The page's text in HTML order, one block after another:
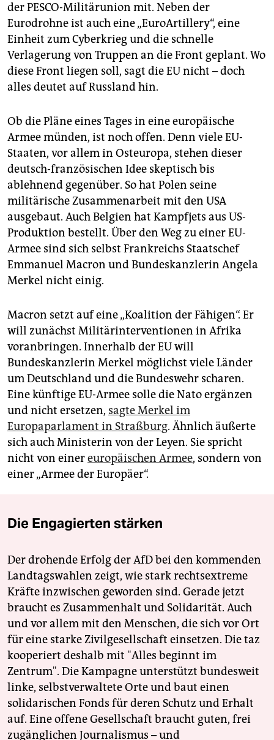
der PESCO-Militärunion mit. Neben der
Eurodrohne ist auch eine „EuroArtillery“, eine
Einheit zum Cyberkrieg und die schnelle
Verlagerung von Truppen an die Front geplant. Wo
diese Front liegen soll, sagt die EU nicht – doch
alles deutet auf Russland hin.
Ob die Pläne eines Tages in eine europäische
Armee münden, ist noch offen. Denn viele EU-
Staaten, vor allem in Osteuropa, stehen dieser
deutsch-französischen Idee skeptisch bis
ablehnend gegenüber. So hat Polen seine
militärische Zusammenarbeit mit den USA
ausgebaut. Auch Belgien hat Kampfjets aus US-
Produktion bestellt. Über den Weg zu einer EU-
Armee sind sich selbst Frankreichs Staatschef
Emmanuel Macron und Bundeskanzlerin Angela
Merkel nicht einig.
Macron setzt auf eine „Koalition der Fähigen“. Er
will zunächst Militärinterventionen in Afrika
voranbringen. Innerhalb der EU will
Bundeskanzlerin Merkel möglichst viele ­Länder
um Deutschland und die Bundeswehr scharen.
Eine künftige EU-Armee solle die Nato ergänzen
und nicht ersetzen, sagte Merkel im
Europaparlament in Straßburg. Ähnlich äußerte
sich auch Ministerin von der Leyen. Sie spricht
nicht von einereuropäischen Armee, sondern von
einer „Armee der Europäer“.
Die Engagierten stärken
Der drohende Erfolg der AfD bei den kommenden
Landtagswahlen zeigt, wie stark rechtsextreme
Kräfte inzwischen geworden sind. Gerade jetzt
braucht es Zusammenhalt und Solidarität. Auch
und vor allem mit den Menschen, die sich vor Ort
für eine starke Zivilgesellschaft einsetzen. Die taz
kooperiert deshalb mit "Alles beginnt im
Zentrum". Die Kampagne unterstützt bundesweit
linke, selbstverwaltete Orte und baut einen
solidarischen Fonds für deren Schutz und Erhalt
auf. Eine offene Gesellschaft braucht guten, frei
zugänglichen Journalismus – und